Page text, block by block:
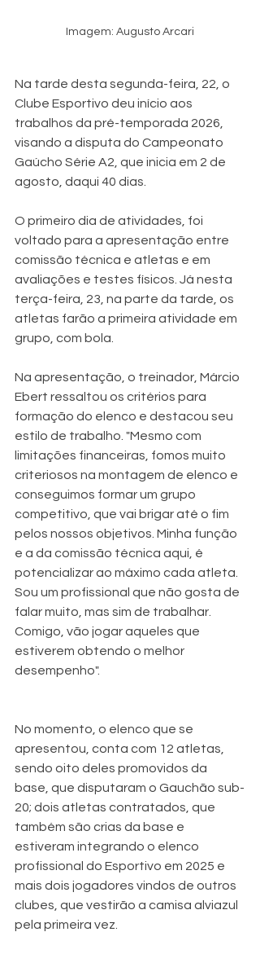
Imagem: Augusto Arcari
Na tarde desta segunda-feira, 22, o
Clube Esportivo deu início aos
trabalhos da pré-temporada 2026,
visando a disputa do Campeonato
Gaúcho Série A2, que inicia em 2 de
agosto, daqui 40 dias.
O primeiro dia de atividades, foi
voltado para a apresentação entre
comissão técnica e atletas e em
avaliações e testes físicos. Já nesta
terça-feira, 23, na parte da tarde, os
atletas farão a primeira atividade em
grupo, com bola.
Na apresentação, o treinador, Márcio
Ebert ressaltou os critérios para
formação do elenco e destacou seu
estilo de trabalho. "Mesmo com
limitações financeiras, fomos muito
criteriosos na montagem de elenco e
conseguimos formar um grupo
competitivo, que vai brigar até o fim
pelos nossos objetivos. Minha função
e a da comissão técnica aqui, é
potencializar ao máximo cada atleta.
Sou um profissional que não gosta de
falar muito, mas sim de trabalhar.
Comigo, vão jogar aqueles que
estiverem obtendo o melhor
desempenho".
No momento, o elenco que se
apresentou, conta com 12 atletas,
sendo oito deles promovidos da
base, que disputaram o Gauchão sub-
20; dois atletas contratados, que
também são crias da base e
estiveram integrando o elenco
profissional do Esportivo em 2025 e
mais dois jogadores vindos de outros
clubes, que vestirão a camisa alviazul
pela primeira vez.